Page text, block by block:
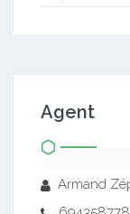
Agent
Armand